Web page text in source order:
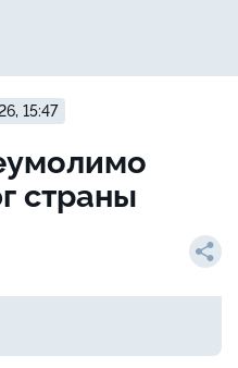
15:47
страны